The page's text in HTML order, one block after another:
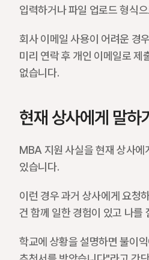
입력하거나 파일 업로드 형식
회사 이메일 사용이 어려운 경
미리 연락 후 개인 이메일로
없습니다.
현재 상사에게 말하
MBA 지원 사실을 현재 상사에
있습니다.
이런 경우 과거 상사에게 요청
건 함께 일한 경험이 있고 나를
학교에 상황을 설명하면 불이